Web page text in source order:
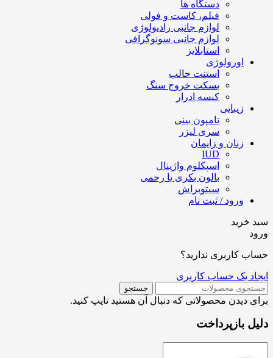
دستگاه ها
فیلم، کاست و فولی
لوازم جانبی رادیولوژی
لوازم جانبی سونوگرافی
استابلایز
اورولوژی
استنت حالب
بسکت خروج سنگ
کیسه ادرار
زیبایی
تامپون بینی
سری لیزر
زنان و زایمان
IUD
اسپکلوم واژینال
بالون بکری یا رحمی
سیتوبراش
ورود / ثبت نام
سبد خرید
ورود
حساب کاربری ندارید؟
ایجاد یک حساب کاربری
جستجو
برای دیدن محصولاتی که دنبال آن هستید تایپ کنید.
دلیل بازپرداخت